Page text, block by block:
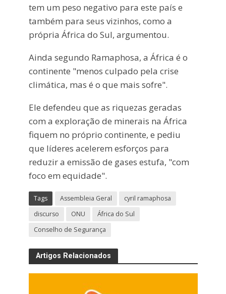
tem um peso negativo para este país e
também para seus vizinhos, como a
própria África do Sul, argumentou.
Ainda segundo Ramaphosa, a África é o
continente "menos culpado pela crise
climática, mas é o que mais sofre".
Ele defendeu que as riquezas geradas
com a exploração de minerais na África
fiquem no próprio continente, e pediu
que líderes acelerem esforços para
reduzir a emissão de gases estufa, "com
foco em equidade".
Tags Assembleia Geral
cyril ramaphosa
discurso
ONU
África do Sul
Conselho de Segurança
Artigos Relacionados